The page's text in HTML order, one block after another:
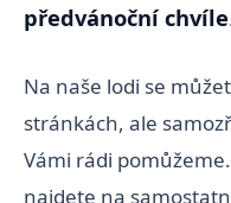
předvánoční chvíle
Na naše lodi se
stránkách, ale
Vámi rádi
najdete na